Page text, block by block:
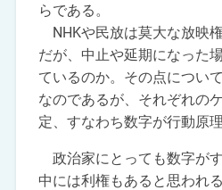
らである。
NHKや民放は莫大な放映
だが、中止や延期になった
ているのか。その点につい
なのであるが、それぞれの
定、すなわち数字が行動原
政治家にとっても数字が
中には利権もあると思われ